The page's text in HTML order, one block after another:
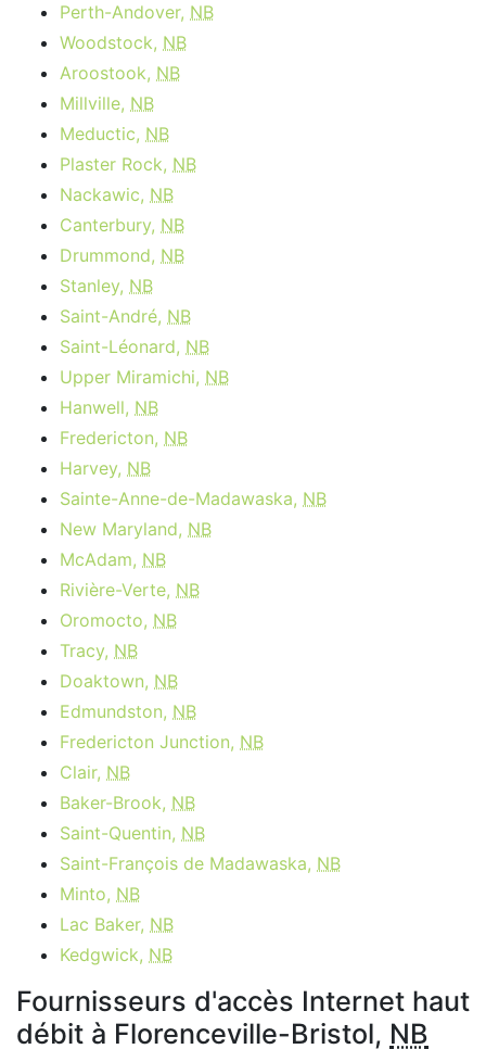
Perth-Andover, NB
Woodstock, NB
Aroostook, NB
Millville, NB
Meductic, NB
Plaster Rock, NB
Nackawic, NB
Canterbury, NB
Drummond, NB
Stanley, NB
Saint-André, NB
Saint-Léonard, NB
Upper Miramichi, NB
Hanwell, NB
Fredericton, NB
Harvey, NB
Sainte-Anne-de-Madawaska, NB
New Maryland, NB
McAdam, NB
Rivière-Verte, NB
Oromocto, NB
Tracy, NB
Doaktown, NB
Edmundston, NB
Fredericton Junction, NB
Clair, NB
Baker-Brook, NB
Saint-Quentin, NB
Saint-François de Madawaska, NB
Minto, NB
Lac Baker, NB
Kedgwick, NB
Fournisseurs d'accès Internet haut
débit à Florenceville-Bristol, NB